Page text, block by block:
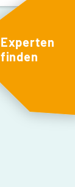
Experten
finden